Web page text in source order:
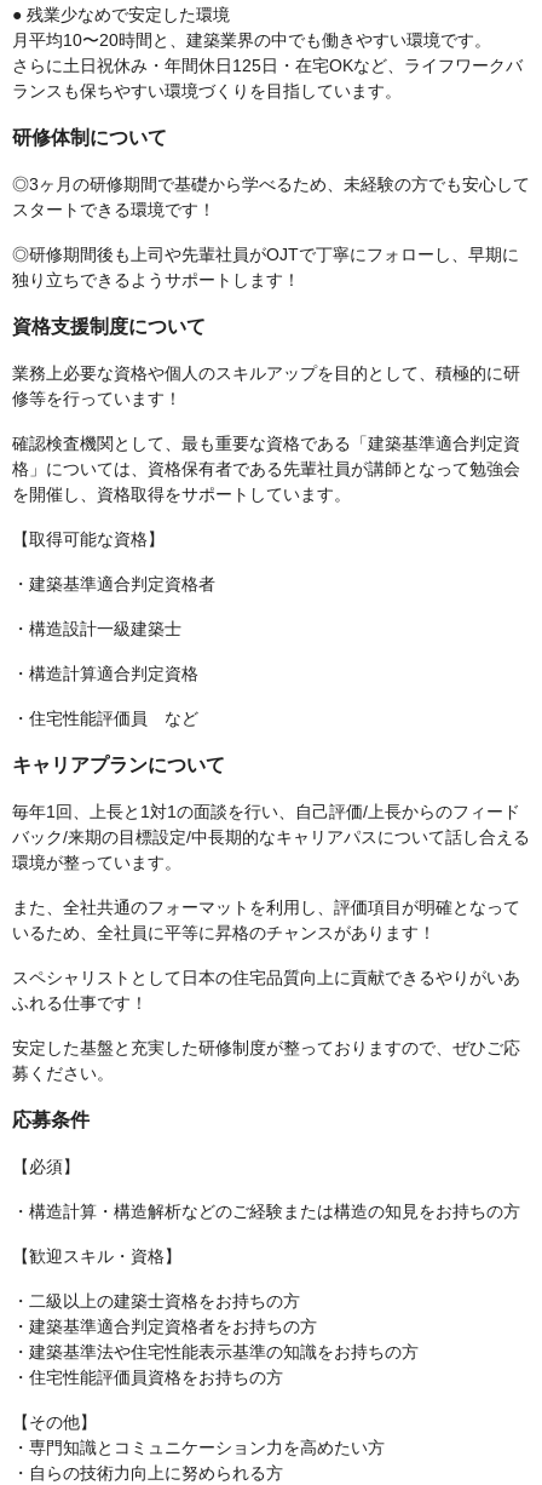
● 残業少なめで安定した環境
月平均10〜20時間と、建築業界の中でも働きやすい環境です。
さらに土日祝休み・年間休日125日・在宅OKなど、ライフワークバ
ランスも保ちやすい環境づくりを目指しています。
研修体制について
◎3ヶ月の研修期間で基礎から学べるため、未経験の方でも安心して
スタートできる環境です！
◎研修期間後も上司や先輩社員がOJTで丁寧にフォローし、早期に
独り立ちできるようサポートします！
資格支援制度について
業務上必要な資格や個人のスキルアップを目的として、積極的に研
修等を行っています！
確認検査機関として、最も重要な資格である「建築基準適合判定資
格」については、資格保有者である先輩社員が講師となって勉強会
を開催し、資格取得をサポートしています。
【取得可能な資格】
・建築基準適合判定資格者
・構造設計一級建築士
・構造計算適合判定資格
・住宅性能評価員 など
キャリアプランについて
毎年1回、上長と1対1の面談を行い、自己評価/上長からのフィード
バック/来期の目標設定/中長期的なキャリアパスについて話し合える
環境が整っています。
また、全社共通のフォーマットを利用し、評価項目が明確となって
いるため、全社員に平等に昇格のチャンスがあります！
スペシャリストとして日本の住宅品質向上に貢献できるやりがいあ
ふれる仕事です！
安定した基盤と充実した研修制度が整っておりますので、ぜひご応
募ください。
応募条件
【必須】
・構造計算・構造解析などのご経験または構造の知見をお持ちの方
【歓迎スキル・資格】
・二級以上の建築士資格をお持ちの方
・建築基準適合判定資格者をお持ちの方
・建築基準法や住宅性能表示基準の知識をお持ちの方
・住宅性能評価員資格をお持ちの方
【その他】
・専門知識とコミュニケーション力を高めたい方
・自らの技術力向上に努められる方